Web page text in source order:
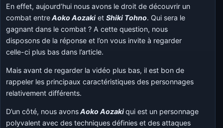
En effet, aujourd’hui nous avons le droit de découvrir un
combat entreAoko Aozaki etShiki Tohno. Qui sera le
gagnant dans le combat ? A cette question, nous
disposons de la réponse et l’on vous invite à regarder
celle-ci plus bas dans l’article.
Mais avant de regarder la vidéo plus bas, il est bon de
rappeler les principaux caractéristiques des personnages
relativement différents.
D’un côté, nous avonsAoko Aozakiqui est un personnage
polyvalent avec des techniques définies et des attaques